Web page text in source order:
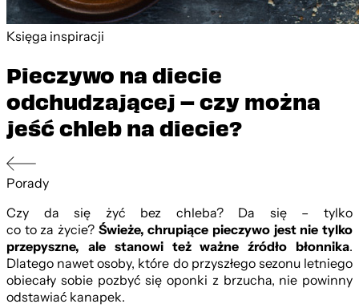
Księga inspiracji
Pieczywo na diecie
odchudzającej – czy można
jeść chleb na diecie?
Porady
Czy da się żyć bez chleba? Da się – tylko
co to za życie? Świeże, chrupiące pieczywo jest nie tylko
przepyszne, ale stanowi też ważne źródło błonnika.
Dlatego nawet osoby, które do przyszłego sezonu letniego
obiecały sobie pozbyć się oponki z brzucha, nie powinny
odstawiać kanapek.